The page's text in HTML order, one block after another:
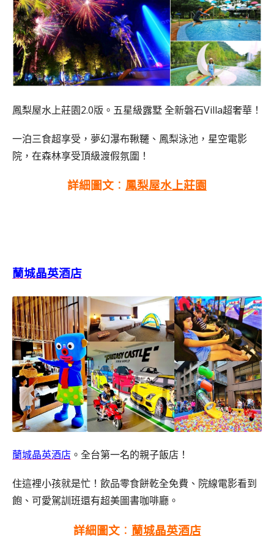
鳳梨屋水上莊園2.0版。五星級露墅 全新磐石Villa超奢華！
一泊三食超享受，夢幻瀑布鞦韆、鳳梨泳池，星空電影
院，在森林享受頂級渡假氛圍！
詳細圖文 ： 鳳梨屋水上莊園
蘭城晶英酒店
蘭城晶英酒店 。全台第一名的親子飯店！
住這裡小孩就是忙！飲品零食餅乾全免費、院線電影看到
飽、可愛駕訓班還有超美圖書咖啡廳。
詳細圖文： 蘭城晶英酒店